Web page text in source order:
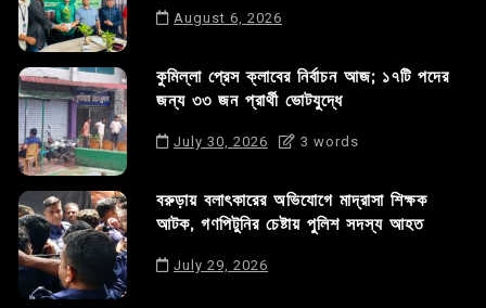
August 6, 2026
কুমিল্লা প্রেস ক্লাবের নির্বাচন আজ; ১৭টি পদের
জন্য ৩৩ জন প্রার্থী ভোটযুদ্ধে
July 30, 2026 3 words
বরুড়ায় বলাৎকারের অভিযোগে মাদ্রাসা শিক্ষক
আটক, গণপিটুনির চেষ্টায় পুলিশ সদস্য আহত
July 29, 2026